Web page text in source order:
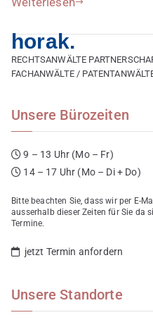
horak.
RECHTSANWÄLTE
FACHANWÄLTE /
Unsere Bürozeiten
9 – 13 Uhr (Mo – Fr)
14 – 17 Uhr (Mo – Di + Do)
Bitte beachten Sie, dass wir per E-
ausserhalb dieser Zeiten für Sie da
Termine.
jetzt Termin anfordern
Unsere Standorte